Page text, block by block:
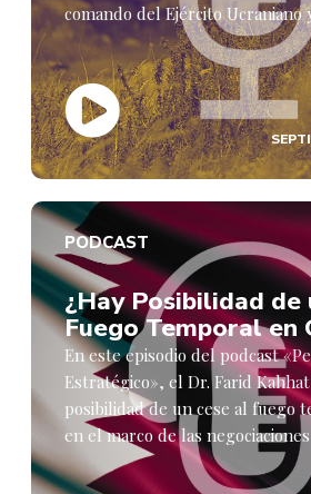
comando del Ejército Ucraniano
PODCAST
¿Hay Posibilidad de
Fuego Temporal en
En este episodio del podcast
Estratégico», el Dr. Farid
posibilidad de un cese al fuego
en el marco de las